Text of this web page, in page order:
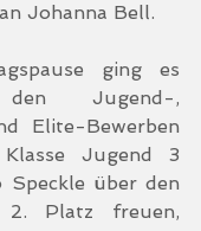
Johanna Bell.
ging es
Jugend-,
Elite-Bewerben
Jugend 3
Speckle über den
2. Platz freuen,